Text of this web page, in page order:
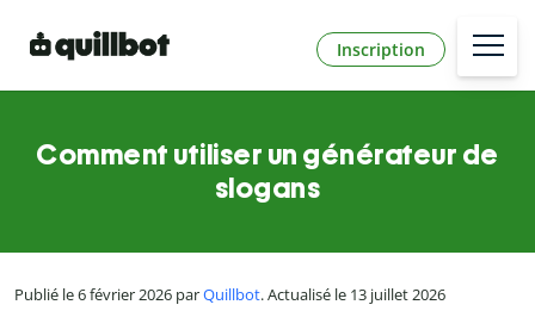
Inscription
Comment utiliser un générateur de
slogans
Publié le 6 février 2026 parQuillbot. Actualisé le 13 juillet 2026